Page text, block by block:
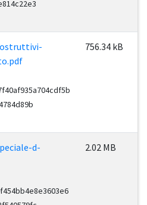
756.34 kB
d-
2.02 MB